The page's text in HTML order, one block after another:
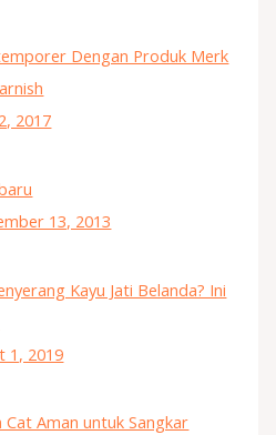
Dengan Produk Merk
2017
13, 2013
Kayu Jati Belanda? Ini
1, 2019
Cat Aman untuk Sangkar